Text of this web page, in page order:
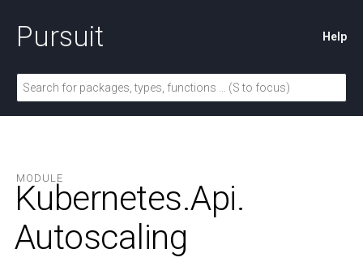
Pursuit Help
MODULE
Kubernetes.Api.
Autoscaling